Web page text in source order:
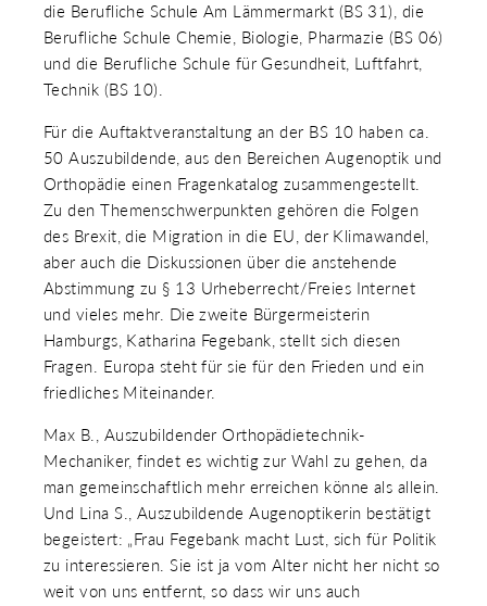
die Berufliche Schule Am Lämmermarkt (BS 31), die
Berufliche Schule Chemie, Biologie, Pharmazie (BS 06)
und die Berufliche Schule für Gesundheit, Luftfahrt,
Technik (BS 10).
Für die Auftaktveranstaltung an der BS 10 haben ca.
50 Auszubildende, aus den Bereichen Augenoptik und
Orthopädie einen Fragenkatalog zusammengestellt.
Zu den Themenschwerpunkten gehören die Folgen
des Brexit, die Migration in die EU, der Klimawandel,
aber auch die Diskussionen über die anstehende
Abstimmung zu § 13 Urheberrecht/Freies Internet
und vieles mehr. Die zweite Bürgermeisterin
Hamburgs, Katharina Fegebank, stellt sich diesen
Fragen. Europa steht für sie für den Frieden und ein
friedliches Miteinander.
Max B., Auszubildender Orthopädietechnik-
Mechaniker, findet es wichtig zur Wahl zu gehen, da
man gemeinschaftlich mehr erreichen könne als allein.
Und Lina S., Auszubildende Augenoptikerin bestätigt
begeistert: „Frau Fegebank macht Lust, sich für Politik
zu interessieren. Sie ist ja vom Alter nicht her nicht so
weit von uns entfernt, so dass wir uns auch